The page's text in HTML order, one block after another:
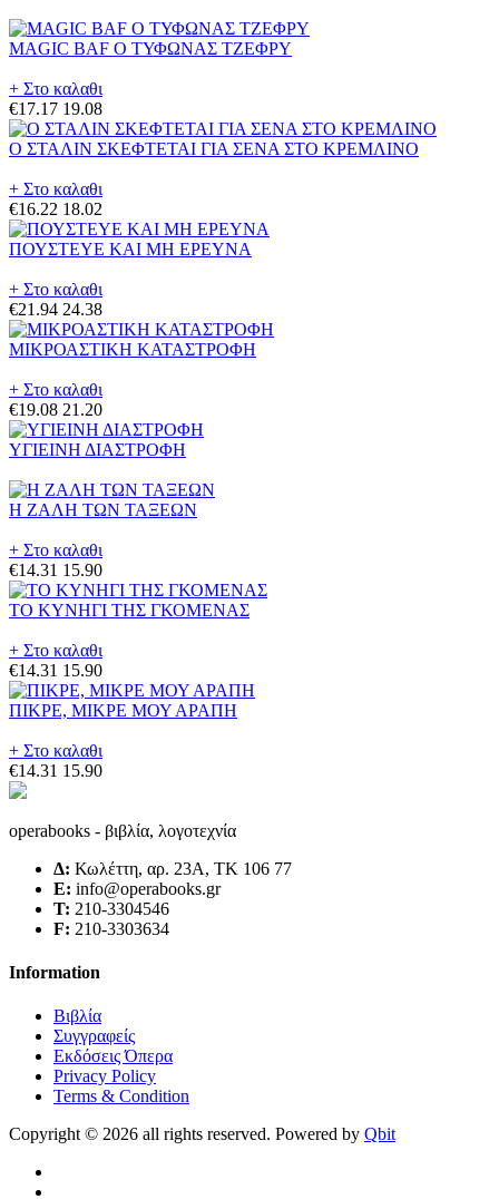
MAGIC BAF Ο ΤΥΦΩΝΑΣ ΤΖΕΦΡΥ
+ Στο καλαθι
€17.17 19.08
Ο ΣΤΑΛΙΝ ΣΚΕΦΤΕΤΑΙ ΓΙΑ ΣΕΝΑ ΣΤΟ ΚΡΕΜΛΙΝΟ
+ Στο καλαθι
€16.22 18.02
ΠΟΥΣΤΕΥΕ ΚΑΙ ΜΗ ΕΡΕΥΝΑ
+ Στο καλαθι
€21.94 24.38
ΜΙΚΡΟΑΣΤΙΚΗ ΚΑΤΑΣΤΡΟΦΗ
+ Στο καλαθι
€19.08 21.20
ΥΓΙΕΙΝΗ ΔΙΑΣΤΡΟΦΗ
Η ΖΑΛΗ ΤΩΝ ΤΑΞΕΩΝ
+ Στο καλαθι
€14.31 15.90
ΤΟ ΚΥΝΗΓΙ ΤΗΣ ΓΚΟΜΕΝΑΣ
+ Στο καλαθι
€14.31 15.90
ΠΙΚΡΕ, ΜΙΚΡΕ ΜΟΥ ΑΡΑΠΗ
+ Στο καλαθι
€14.31 15.90
operabooks - βιβλία, λογοτεχνία
Δ: Κωλέττη, αρ. 23Α, ΤΚ 106 77
E: info@operabooks.gr
Τ: 210-3304546
F: 210-3303634
Information
Βιβλία
Συγγραφείς
Εκδόσεις Όπερα
Privacy Policy
Terms & Condition
Copyright © 2026 all rights reserved. Powered by Qbit